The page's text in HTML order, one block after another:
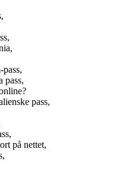
pass,
pass,
på nettet,